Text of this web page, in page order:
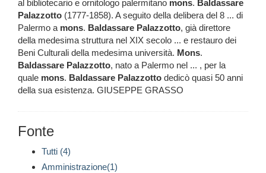
al bibliotecario e ornitologo palermitano mons. Baldassare
Palazzotto (1777-1858). A seguito della delibera del 8 ... di
Palermo a mons. Baldassare Palazzotto, già direttore
della medesima struttura nel XIX secolo ... e restauro dei
Beni Culturali della medesima università. Mons.
Baldassare Palazzotto, nato a Palermo nel ... , per la
quale mons. Baldassare Palazzotto dedicò quasi 50 anni
della sua esistenza. GIUSEPPE GRASSO
Fonte
Tutti (4)
Amministrazione(1)